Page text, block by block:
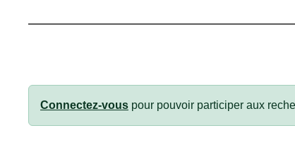
Connectez-vous pour pouvoir participer aux